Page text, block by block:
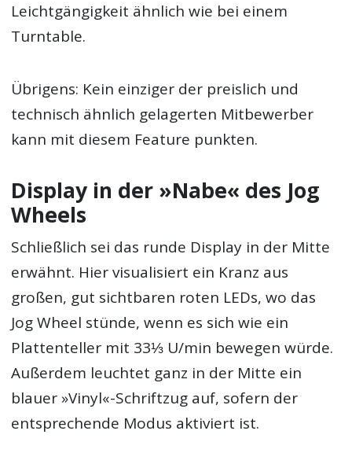
Leichtgängigkeit ähnlich wie bei einem
Turntable.
Übrigens: Kein einziger der preislich und
technisch ähnlich gelagerten Mitbewerber
kann mit diesem Feature punkten.
Display in der »Nabe« des Jog
Wheels
Schließlich sei das runde Display in der Mitte
erwähnt. Hier visualisiert ein Kranz aus
großen, gut sichtbaren roten LEDs, wo das
Jog Wheel stünde, wenn es sich wie ein
Plattenteller mit 33⅓ U/min bewegen würde.
Außerdem leuchtet ganz in der Mitte ein
blauer »Vinyl«-Schriftzug auf, sofern der
entsprechende Modus aktiviert ist.